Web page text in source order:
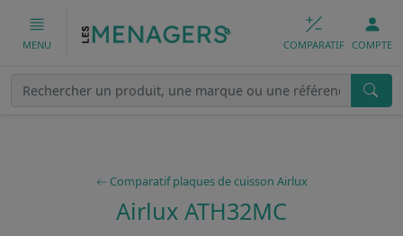
MENU COMPARATIF COMPTE
Comparatif plaques de cuisson Airlux
Airlux ATH32MC